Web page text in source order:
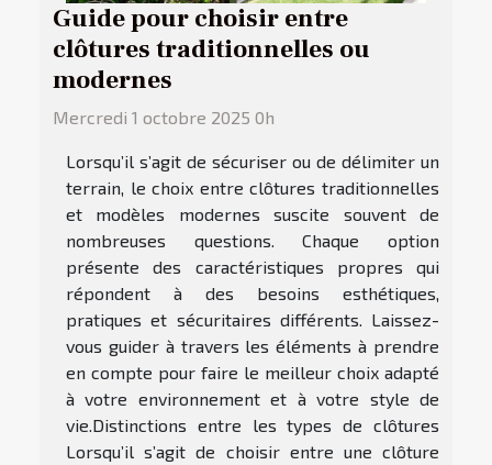
Guide pour choisir entre
clôtures traditionnelles ou
modernes
Mercredi 1 octobre 2025 0h
Lorsqu’il s’agit de sécuriser ou de délimiter un
terrain, le choix entre clôtures traditionnelles
et modèles modernes suscite souvent de
nombreuses questions. Chaque option
présente des caractéristiques propres qui
répondent à des besoins esthétiques,
pratiques et sécuritaires différents. Laissez-
vous guider à travers les éléments à prendre
en compte pour faire le meilleur choix adapté
à votre environnement et à votre style de
vie.Distinctions entre les types de clôtures
Lorsqu’il s’agit de choisir entre une clôture